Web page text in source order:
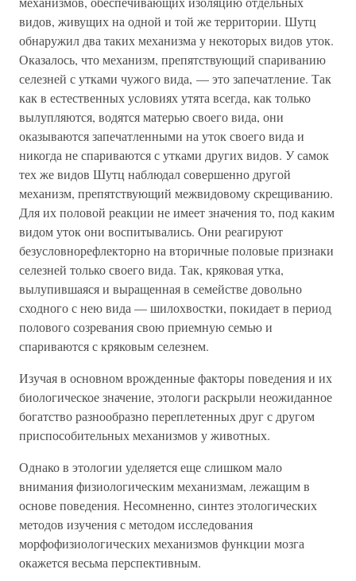
видов, живущих на одной и той же территории. Шутц
обнаружил два таких механизма у некоторых видов уток.
Оказалось, что механизм, препятствующий спариванию
селезней с утками чужого вида, — это запечатление. Так
как в естественных условиях утята всегда, как только
вылупляются, водятся матерью своего вида, они
оказываются запечатленными на уток своего вида и
никогда не спариваются с утками других видов. У самок
тех же видов Шутц наблюдал совершенно другой
механизм, препятствующий межвидовому скрещиванию.
Для их половой реакции не имеет значения то, под каким
видом уток они воспитывались. Они реагируют
безусловнорефлекторно на вторичные половые признаки
селезней только своего вида. Так, кряковая утка,
вылупившаяся и выращенная в семействе довольно
сходного с нею вида — шилохвостки, покидает в период
полового созревания свою приемную семью и
спариваются с кряковым селезнем.
Изучая в основном врожденные факторы поведения и их
биологическое значение, этологи раскрыли неожиданное
богатство разнообразно переплетенных друг с другом
приспособительных механизмов у животных.
Однако в этологии уделяется еще слишком мало
внимания физиологическим механизмам, лежащим в
основе поведения. Несомненно, синтез этологических
методов изучения с методом исследования
морфофизиологических механизмов функции мозга
окажется весьма перспективным.